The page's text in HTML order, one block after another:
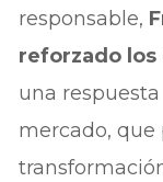
responsable,
reforzado
una
mercado, que